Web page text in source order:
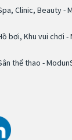
Clinic, Beauty -
bơi, Khu vui chơi -
thể thao -